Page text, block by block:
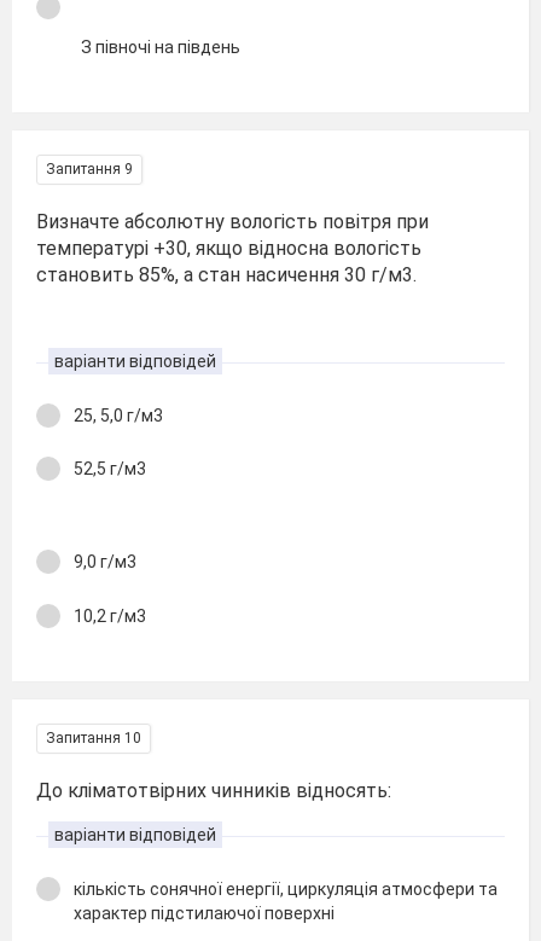
З півночі на південь
Запитання 9
Визначте абсолютну вологість повітря при
температурі +30, якщо відносна вологість
становить 85%, а стан насичення 30 г/м3.
варіанти відповідей
25, 5,0 г/м3
52,5 г/м3
9,0 г/м3
10,2 г/м3
Запитання 10
До кліматотвірних чинників відносять:
варіанти відповідей
кількість сонячної енергії, циркуляція атмосфери та
характер підстилаючої поверхні